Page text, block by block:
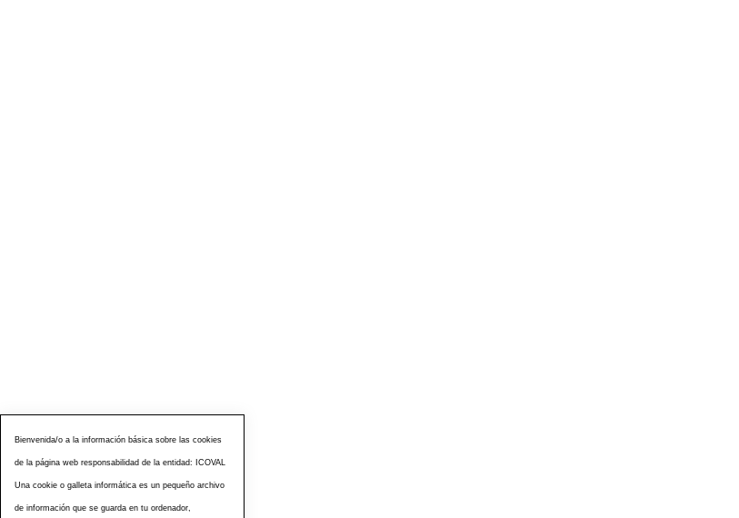
Bienvenida/o a la información básica sobre las cookies
de la página web responsabilidad de la entidad: ICOVAL
Una cookie o galleta informática es un pequeño archivo
de información que se guarda en tu ordenador,